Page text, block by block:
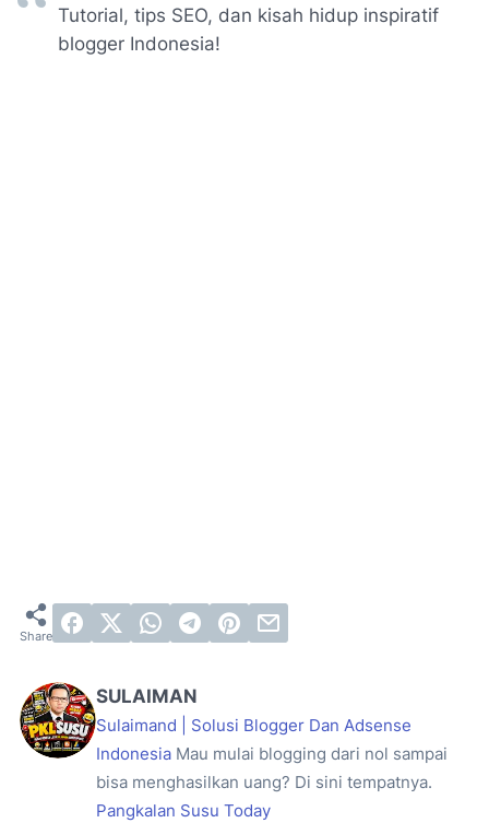
Tutorial, tips SEO, dan kisah hidup inspiratif
blogger Indonesia!
SULAIMAN
Sulaimand | Solusi Blogger Dan Adsense
Indonesia Mau mulai blogging dari nol sampai
bisa menghasilkan uang? Di sini tempatnya.
Pangkalan Susu Today